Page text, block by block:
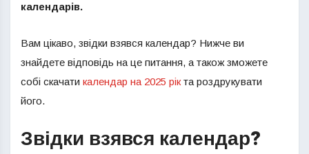
календарів.
Вам цікаво, звідки взявся календар? Нижче ви
знайдете відповідь на це питання, а також зможете
собі скачати календар на 2025 рік та роздрукувати
його.
Звідки взявся календар?